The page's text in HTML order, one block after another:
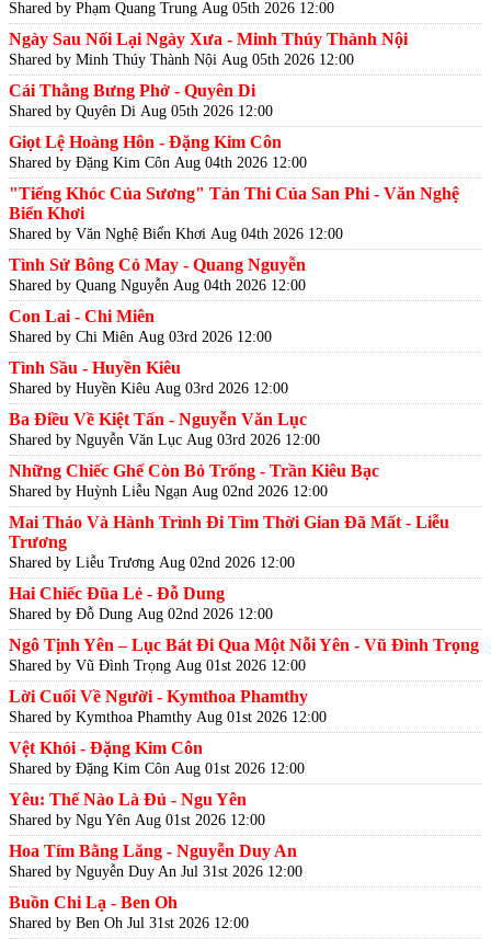
Shared by Phạm Quang Trung Aug 05th 2026 12:00
Ngày Sau Nối Lại Ngày Xưa - Minh Thúy Thành Nội
Shared by Minh Thúy Thành Nội Aug 05th 2026 12:00
Cái Thằng Bưng Phở - Quyên Di
Shared by Quyên Di Aug 05th 2026 12:00
Giọt Lệ Hoàng Hôn - Đặng Kim Côn
Shared by Đặng Kim Côn Aug 04th 2026 12:00
"Tiếng Khóc Của Sương" Tản Thi Của San Phi - Văn Nghệ
Biển Khơi
Shared by Văn Nghệ Biển Khơi Aug 04th 2026 12:00
Tình Sử Bông Cỏ May - Quang Nguyễn
Shared by Quang Nguyễn Aug 04th 2026 12:00
Con Lai - Chi Miên
Shared by Chi Miên Aug 03rd 2026 12:00
Tình Sầu - Huyền Kiêu
Shared by Huyền Kiêu Aug 03rd 2026 12:00
Ba Điều Về Kiệt Tấn - Nguyễn Văn Lục
Shared by Nguyễn Văn Lục Aug 03rd 2026 12:00
Những Chiếc Ghế Còn Bỏ Trống - Trần Kiêu Bạc
Shared by Huỳnh Liễu Ngạn Aug 02nd 2026 12:00
Mai Thảo Và Hành Trình Đi Tìm Thời Gian Đã Mất - Liễu
Trương
Shared by Liễu Trương Aug 02nd 2026 12:00
Hai Chiếc Đũa Lẻ - Đỗ Dung
Shared by Đỗ Dung Aug 02nd 2026 12:00
Ngô Tịnh Yên – Lục Bát Đi Qua Một Nỗi Yên - Vũ Đình Trọng
Shared by Vũ Đình Trọng Aug 01st 2026 12:00
Lời Cuối Về Người - Kymthoa Phamthy
Shared by Kymthoa Phamthy Aug 01st 2026 12:00
Vệt Khói - Đặng Kim Côn
Shared by Đặng Kim Côn Aug 01st 2026 12:00
Yêu: Thế Nào Là Đủ - Ngu Yên
Shared by Ngu Yên Aug 01st 2026 12:00
Hoa Tím Bằng Lăng - Nguyễn Duy An
Shared by Nguyễn Duy An Jul 31st 2026 12:00
Buồn Chi Lạ - Ben Oh
Shared by Ben Oh Jul 31st 2026 12:00